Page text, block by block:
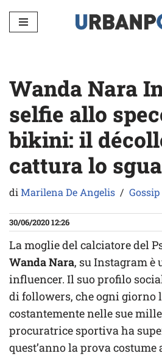
Vai
Wanda Nara
selfie allo
bikini: il
cattura lo
diMarilena De Angelis Gossip
30/06/2020 12:26
La moglie del calciatore del
Wanda Nara, su Instagram è
influencer. Il suo profilo
di followers, che ogni giorno
costantemente nelle sue
procuratrice sportiva ha
quest’anno la prova costume